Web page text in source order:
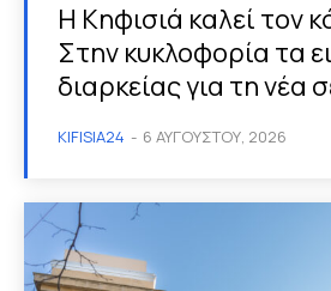
Η Κηφισιά καλεί τον
Στην κυκλοφορία τα
διαρκείας για τη νέα
KIFISIA24 - 6 ΑΥΓΟΎΣΤΟΥ, 2026